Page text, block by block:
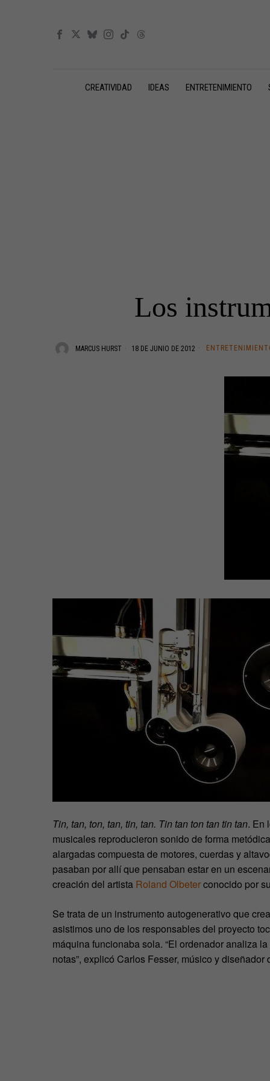
CREATIVIDAD IDEAS ENTRETENIMIENTO
Los
MARCUS HURST 18 DE JUNIO DE 2012
Tin, tan, ton, tan, tin, tan. Tin tan ton tan tin tan. En
musicales reproducieron sonido de forma
alargadas compuesta de motores, cuerdas y
pasaban por allí que pensaban estar en un
creación del artista Roland Olbeterconocido por
Se trata de un instrumento autogenerativo que
asistimos uno de los responsables del proyecto
máquina funcionaba sola. “El ordenador analiza
notas”, explicó Carlos Fesser, músico y